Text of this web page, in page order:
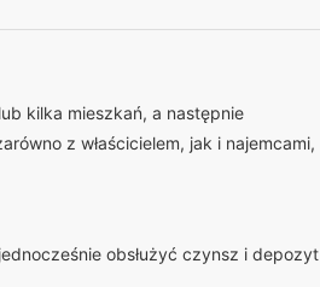
kilka mieszkań, a następnie
z właścicielem, jak i najemcami,
obsłużyć czynsz i depozyt